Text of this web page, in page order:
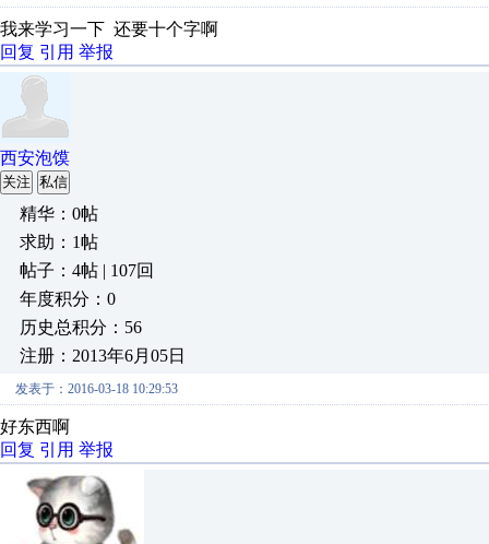
我来学习一下 还要十个字啊
回复 引用 举报
西安泡馍
关注 私信
精华：0帖
求助：1帖
帖子：4帖 | 107回
年度积分：0
历史总积分：56
注册：2013年6月05日
发表于：2016-03-18 10:29:53
好东西啊
回复 引用 举报